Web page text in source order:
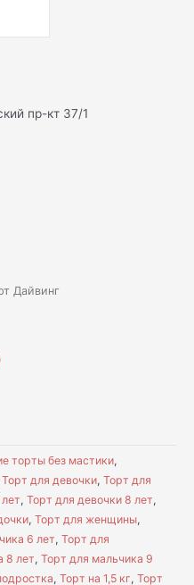
пр-кт 37/1
Дайвинг
торты без мастики,
Торт для девочки, Торт для
, Торт для девочки 8 лет,
, Торт для женщины,
6 лет, Торт для
8 лет, Торт для мальчика 9
, Торт на 1,5 кг, Торт